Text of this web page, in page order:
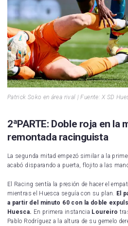
Patrick Soko en área rival | Fuente: X SD
2ªPARTE: Doble roja en la
remontada racinguista
La segunda mitad empezó similar a la
acabó disparando a puerta, flojito a las
El Racing sentía la presión de hacer el
mientras el Huesca seguía con su plan. El
a partir del minuto 60 con la doble
Huesca. En primera instancia Loureiro
Pablo Rodríguez a la altura de su gemelo